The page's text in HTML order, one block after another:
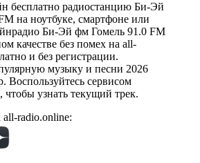
бесплатно радиостанцию Би-Эй
на ноутбуке, смартфоне или
Би-Эй фм Гомель 91.0 FM
качестве без помех на all-
и без регистрации.
музыку и песни 2026
Воспользуйтесь сервисом
чтобы узнать текущий трек.
radio.online: